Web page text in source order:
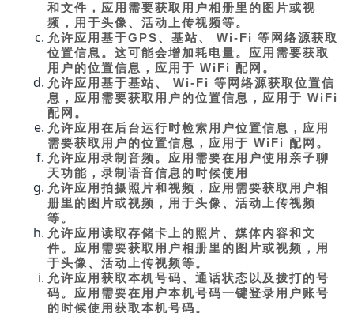
和文件，应用需要获取用户相册里的图片或视
频，用于头像、活动上传视频等。
允许应用基于GPS、基站、 Wi-Fi 等网络源获取
位置信息。这可能会增加耗电量。应用需要获取
用户的位置信息，应用于 WiFi 配网。
允许应用基于基站、 Wi-Fi 等网络源获取位置信
息，应用需要获取用户的位置信息，应用于 WiFi
配网。
允许应用在后台运行时检索用户位置信息，应用
需要获取用户的位置信息，应用于 WiFi 配网。
允许应用录制音频。应用需要在用户使用亲子聊
天功能，录制语音信息的时候使用
允许应用拍摄照片和视频，应用需要获取用户相
册里的图片或视频，用于头像、活动上传视频
等。
允许应用读取存储卡上的照片、媒体内容和文
件。应用需要获取用户相册里的图片或视频，用
于头像、活动上传视频等。
允许应用获取本机号码、通话状态以及拨打的号
码。应用需要在用户本机号码一键登录用户账号
的时候使用获取本机号码。